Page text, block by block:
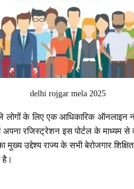
delhi rojgar mela 2025
लोगों के लिए एक आधिकारिक ऑनलाइन
रजिस्ट्रेशन इस पोर्टल के माध्यम से
मुख्य उद्देश्य राज्य के सभी बेरोजगार
है।